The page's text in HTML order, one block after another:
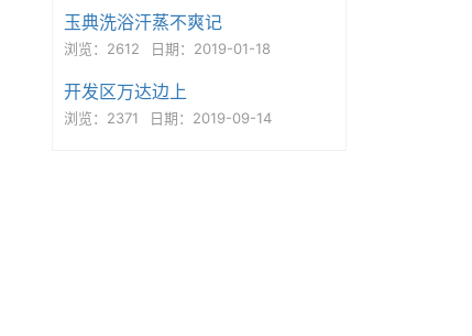
玉典洗浴汗蒸不爽记
浏览：2612 日期：2019-01-18
开发区万达边上
浏览：2371 日期：2019-09-14